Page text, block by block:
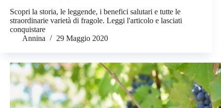
Scopri la storia, le leggende, i benefici salutari e tutte le
straordinarie varietà di fragole. Leggi l'articolo e lasciati
conquistare
Annina
29 Maggio 2020